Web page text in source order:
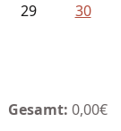
29
30
Gesamt: 0,00€